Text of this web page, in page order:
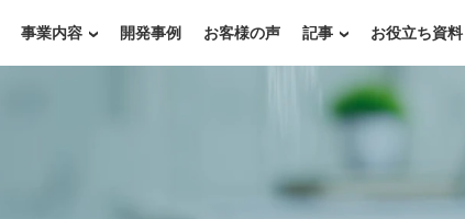
事業内容 開発事例 お客様の声 記事 お役立ち資料